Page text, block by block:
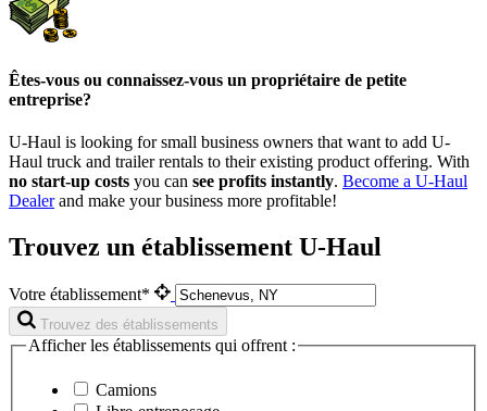
Êtes-vous ou connaissez-vous un propriétaire de petite
entreprise?
U-Haul is looking for small business owners that want to add U-
Haul truck and trailer rentals to their existing product offering. With
no start-up costs you can see profits instantly. Become a U-Haul
Dealerand make your business more profitable!
Trouvez un établissement U-Haul
Votre établissement*
Trouvez des établissements
Afficher les établissements qui offrent :
Camions